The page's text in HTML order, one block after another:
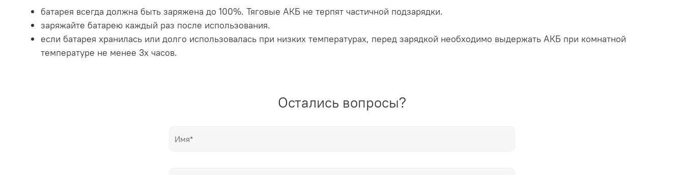
батарея всегда должна быть заряжена до 100%. Тяговые АКБ не терпят частичной подзарядки.
заряжайте батарею каждый раз после использования.
если батарея хранилась или долго использовалась при низких температурах, перед зарядкой необходимо выдержать АКБ при комнатной
температуре не менее 3х часов.
Остались вопросы?